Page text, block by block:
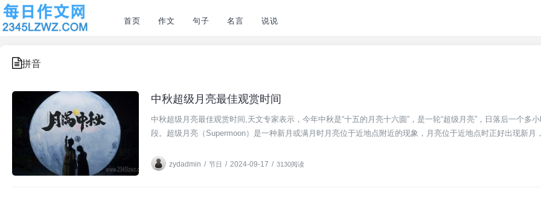
首页 作文 句子 名言 说说
拼音
节日
中秋超级月亮最佳观赏时间
中秋超级月亮最佳观赏时间,天文专家表示，今年中秋是“十五的月亮十六圆”，是一轮“超级月亮”，日落后一个多
段。超级月亮（Supermoon）是一种新月或满月时月亮位于近地点附近的现象，月亮位于近地点时正好出现新月
zydadmin / 节日 / 2024-09-17 / 3130阅读